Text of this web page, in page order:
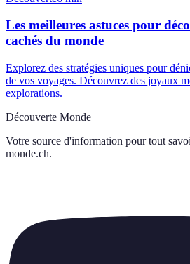
Les meilleures astuces pour
cachés du monde
Explorez des stratégies uniques pour
de vos voyages. Découvrez des joyaux
explorations.
Découverte Monde
Votre source d'information pour tout
monde.ch.